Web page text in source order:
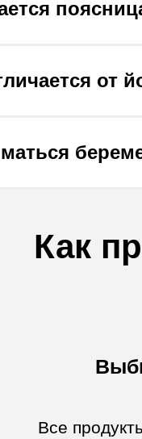
от
Как
Все